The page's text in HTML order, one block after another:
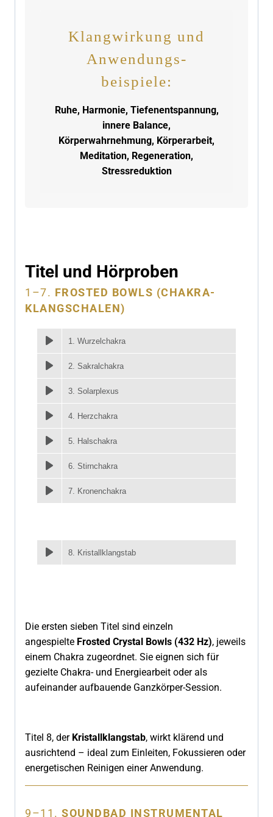
Klangwirkung und
Anwendungs-
beispiele:
Ruhe, Harmonie, Tiefenentspannung,
innere Balance,
Körperwahrnehmung, Körperarbeit,
Meditation, Regeneration,
Stressreduktion
Titel und Hörproben
1–7. FROSTED BOWLS (CHAKRA-
KLANGSCHALEN)
1. Wurzelchakra
2. Sakralchakra
3. Solarplexus
4. Herzchakra
5. Halschakra
6. Stirnchakra
7. Kronenchakra
8. Kristallklangstab
Die ersten sieben Titel sind einzeln
angespielte Frosted Crystal Bowls (432 Hz), jeweils
einem Chakra zugeordnet. Sie eignen sich für
gezielte Chakra- und Energiearbeit oder als
aufeinander aufbauende Ganzkörper-Session.
Titel 8, der Kristallklangstab, wirkt klärend und
ausrichtend – ideal zum Einleiten, Fokussieren oder
energetischen Reinigen einer Anwendung.
9–11. SOUNDBAD INSTRUMENTAL